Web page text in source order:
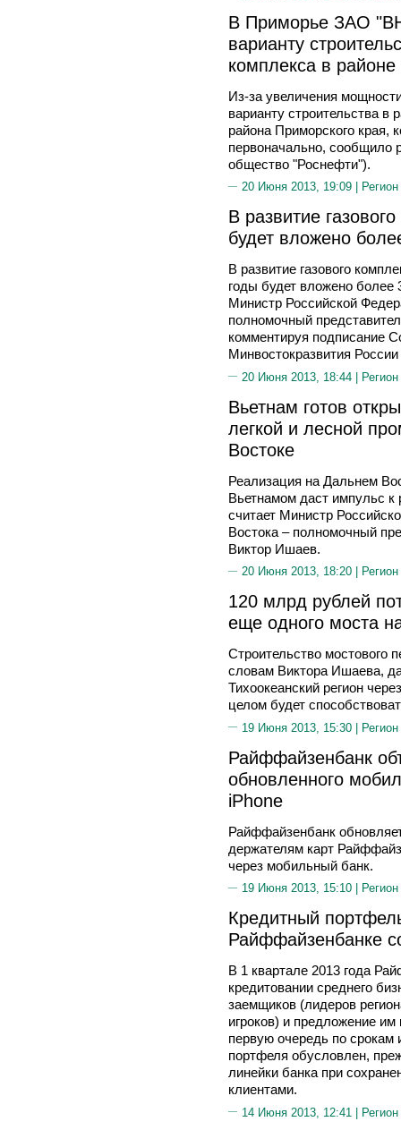
В Приморье ЗАО
варианту
комплекса в
Из-за увеличения
варианту строительства в
района Приморского края,
первоначально, сообщило
общество "Роснефти").
20 Июня 2013, 19:09 |
В развитие
будет вложено
В развитие газового
годы будет вложено
Министр Российской
полномочный
комментируя подписание
Минвостокразвития
20 Июня 2013, 18:44 |
Вьетнам готов
легкой и лесной
Востоке
Реализация на Дальнем
Вьетнамом даст импульс к
считает Министр
Востока – полномочный
Виктор Ишаев.
20 Июня 2013, 18:20 |
120 млрд рублей
еще одного моста
Строительство мостового
словам Виктора Ишаева,
Тихоокеанский регион
целом будет
19 Июня 2013, 15:30 |
Райффайзенбанк
обновленного
iPhone
Райффайзенбанк
держателям карт
через мобильный банк.
19 Июня 2013, 15:10 |
Кредитный
Райффайзенбанке
В 1 квартале 2013 года
кредитовании среднего
заемщиков (лидеров
игроков) и предложение
первую очередь по срокам
портфеля обусловлен,
линейки банка при
клиентами.
14 Июня 2013, 12:41 |